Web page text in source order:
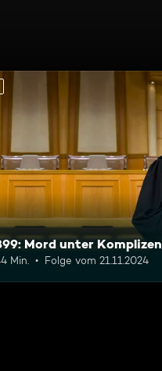
Mord unter Komplizen
Min. Folge vom 21.11.2024